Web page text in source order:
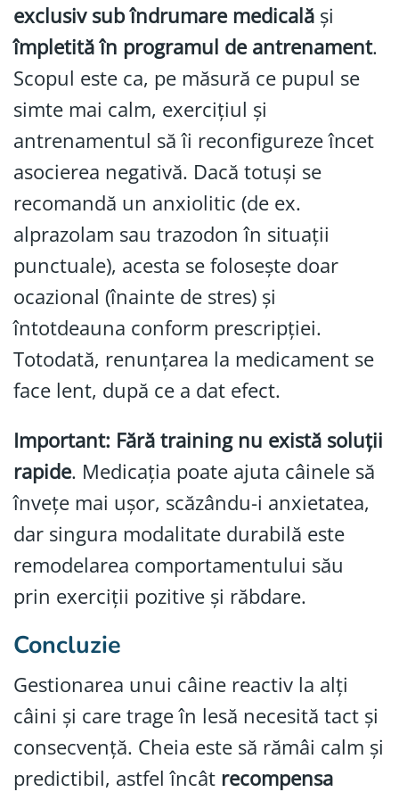
exclusiv sub îndrumare medicală și
împletită în programul de antrenament.
Scopul este ca, pe măsură ce pupul se
simte mai calm, exercițiul și
antrenamentul să îi reconfigureze încet
asocierea negativă. Dacă totuși se
recomandă un anxiolitic (de ex.
alprazolam sau trazodon în situații
punctuale), acesta se folosește doar
ocazional (înainte de stres) și
întotdeauna conform prescripției.
Totodată, renunțarea la medicament se
face lent, după ce a dat efect.
Important: Fără training nu există soluții
rapide. Medicația poate ajuta câinele să
învețe mai ușor, scăzându-i anxietatea,
dar singura modalitate durabilă este
remodelarea comportamentului său
prin exerciții pozitive și răbdare.
Concluzie
Gestionarea unui câine reactiv la alți
câini și care trage în lesă necesită tact și
consecvență. Cheia este să rămâi calm și
predictibil, astfel încât recompensa